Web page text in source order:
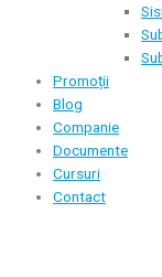
Promoții
Blog
Companie
Documente
Cursuri
Contact